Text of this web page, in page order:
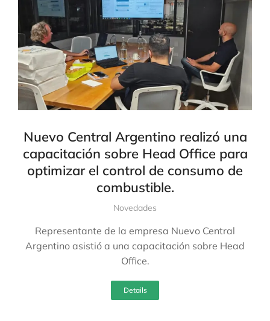
Nuevo Central Argentino realizó una
capacitación sobre Head Office para
optimizar el control de consumo de
combustible.
Novedades
Representante de la empresa Nuevo Central
Argentino asistió a una capacitación sobre Head
Office.
Details